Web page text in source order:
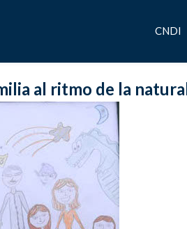
CNDI
al ritmo de la